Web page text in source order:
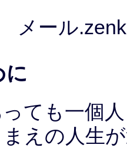
メール
に
ても一個
えの人生